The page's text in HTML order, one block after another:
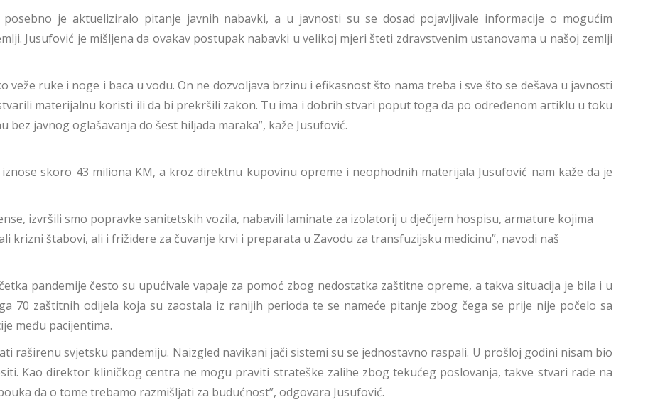
je aktueliziralo pitanje javnih nabavki, a u javnosti su se dosad pojavljivale informacije o mogućim
Jusufović je mišljena da ovakav postupak nabavki u velikoj mjeri šteti zdravstvenim ustanovama u našoj zemlji
veže ruke i noge i baca u vodu. On ne dozvoljava brzinu i efikasnost što nama treba i sve što se dešava u javnosti
materijalnu koristi ili da bi prekršili zakon. Tu ima i dobrih stvari poput toga da po određenom artiklu u toku
javnog oglašavanja do šest hiljada maraka”, kaže Jusufović.
skoro 43 miliona KM, a kroz direktnu kupovinu opreme i neophodnih materijala Jusufović nam kaže da je
izvršili smo popravke sanitetskih vozila, nabavili laminate za izolatorij u dječijem hospisu, armature kojima
krizni štabovi, ali i frižidere za čuvanje krvi i preparata u Zavodu za transfuzijsku medicinu”, navodi naš
pandemije često su upućivale vapaje za pomoć zbog nedostatka zaštitne opreme, a takva situacija je bila i u
70 zaštitnih odijela koja su zaostala iz ranijih perioda te se nameće pitanje zbog čega se prije nije počelo sa
među pacijentima.
raširenu svjetsku pandemiju. Naizgled navikani jači sistemi su se jednostavno raspali. U prošloj godini nisam bio
Kao direktor kliničkog centra ne mogu praviti strateške zalihe zbog tekućeg poslovanja, takve stvari rade na
da o tome trebamo razmišljati za budućnost”, odgovara Jusufović.